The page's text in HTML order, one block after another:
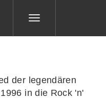
Toggle
der legendären
in die Rock 'n'